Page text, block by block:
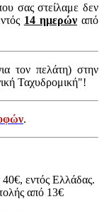
σας στείλαμε δεν
14 ημερώναπό
τον πελάτη) στην
Ταχυδρομική"!
.
εντός Ελλάδας.
από 13€